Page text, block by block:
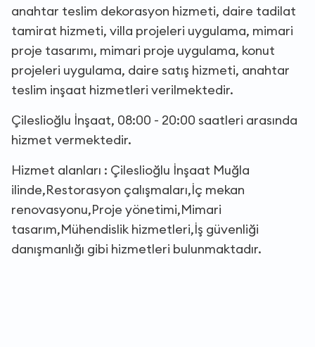
anahtar teslim dekorasyon hizmeti, daire tadilat
tamirat hizmeti, villa projeleri uygulama, mimari
proje tasarımı, mimari proje uygulama, konut
projeleri uygulama, daire satış hizmeti, anahtar
teslim inşaat hizmetleri verilmektedir.
Çileslioğlu İnşaat, 08:00 - 20:00 saatleri arasında
hizmet vermektedir.
Hizmet alanları : Çileslioğlu İnşaat Muğla
ilinde,Restorasyon çalışmaları,İç mekan
renovasyonu,Proje yönetimi,Mimari
tasarım,Mühendislik hizmetleri,İş güvenliği
danışmanlığı gibi hizmetleri bulunmaktadır.